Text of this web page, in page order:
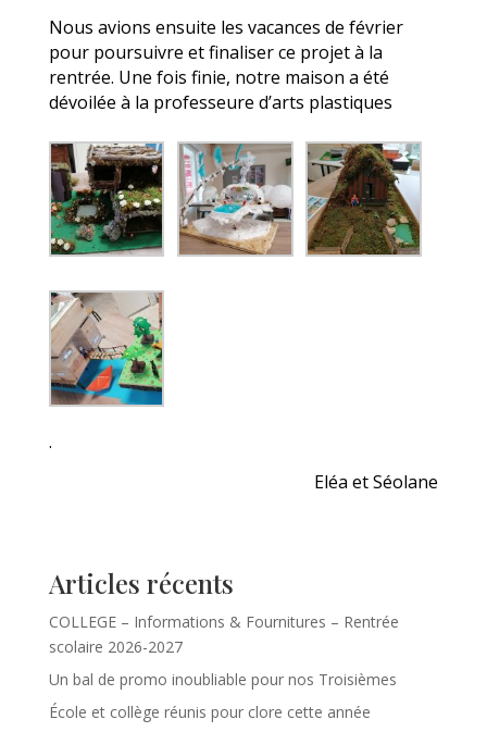
Nous avions ensuite les vacances de février
pour poursuivre et finaliser ce projet à la
rentrée. Une fois finie, notre maison a été
dévoilée à la professeure d’arts plastiques
.
Eléa et Séolane
Articles récents
COLLEGE – Informations & Fournitures – Rentrée
scolaire 2026-2027
Un bal de promo inoubliable pour nos Troisièmes
École et collège réunis pour clore cette année